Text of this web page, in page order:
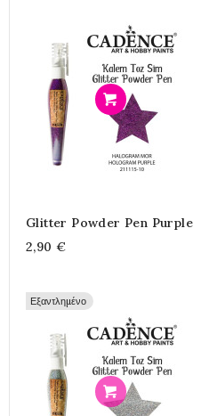
Glitter Powder Pen Purple
2,90 €
Εξαντλημένο